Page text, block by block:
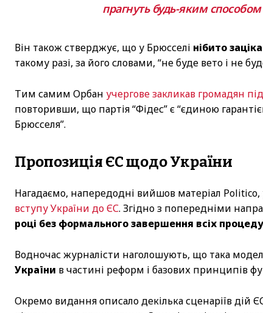
прагнуть будь-яким
Він також стверджує, що у Брюсселі нібито
такому разі, за його словами, “не буде вето і не
Тим самим Орбан учергове закликав громадян
повторивши, що партія “Фідес” є “єдиною
Брюсселя”.
Пропозиція ЄС щодо України
Нагадаємо, напередодні вийшов матеріал
вступу України до ЄС. Згідно з попередніми
році без формального завершення всіх
Водночас журналісти наголошують, що така
України в частині реформ і базових принципів
Окремо видання описало декілька сценаріїв